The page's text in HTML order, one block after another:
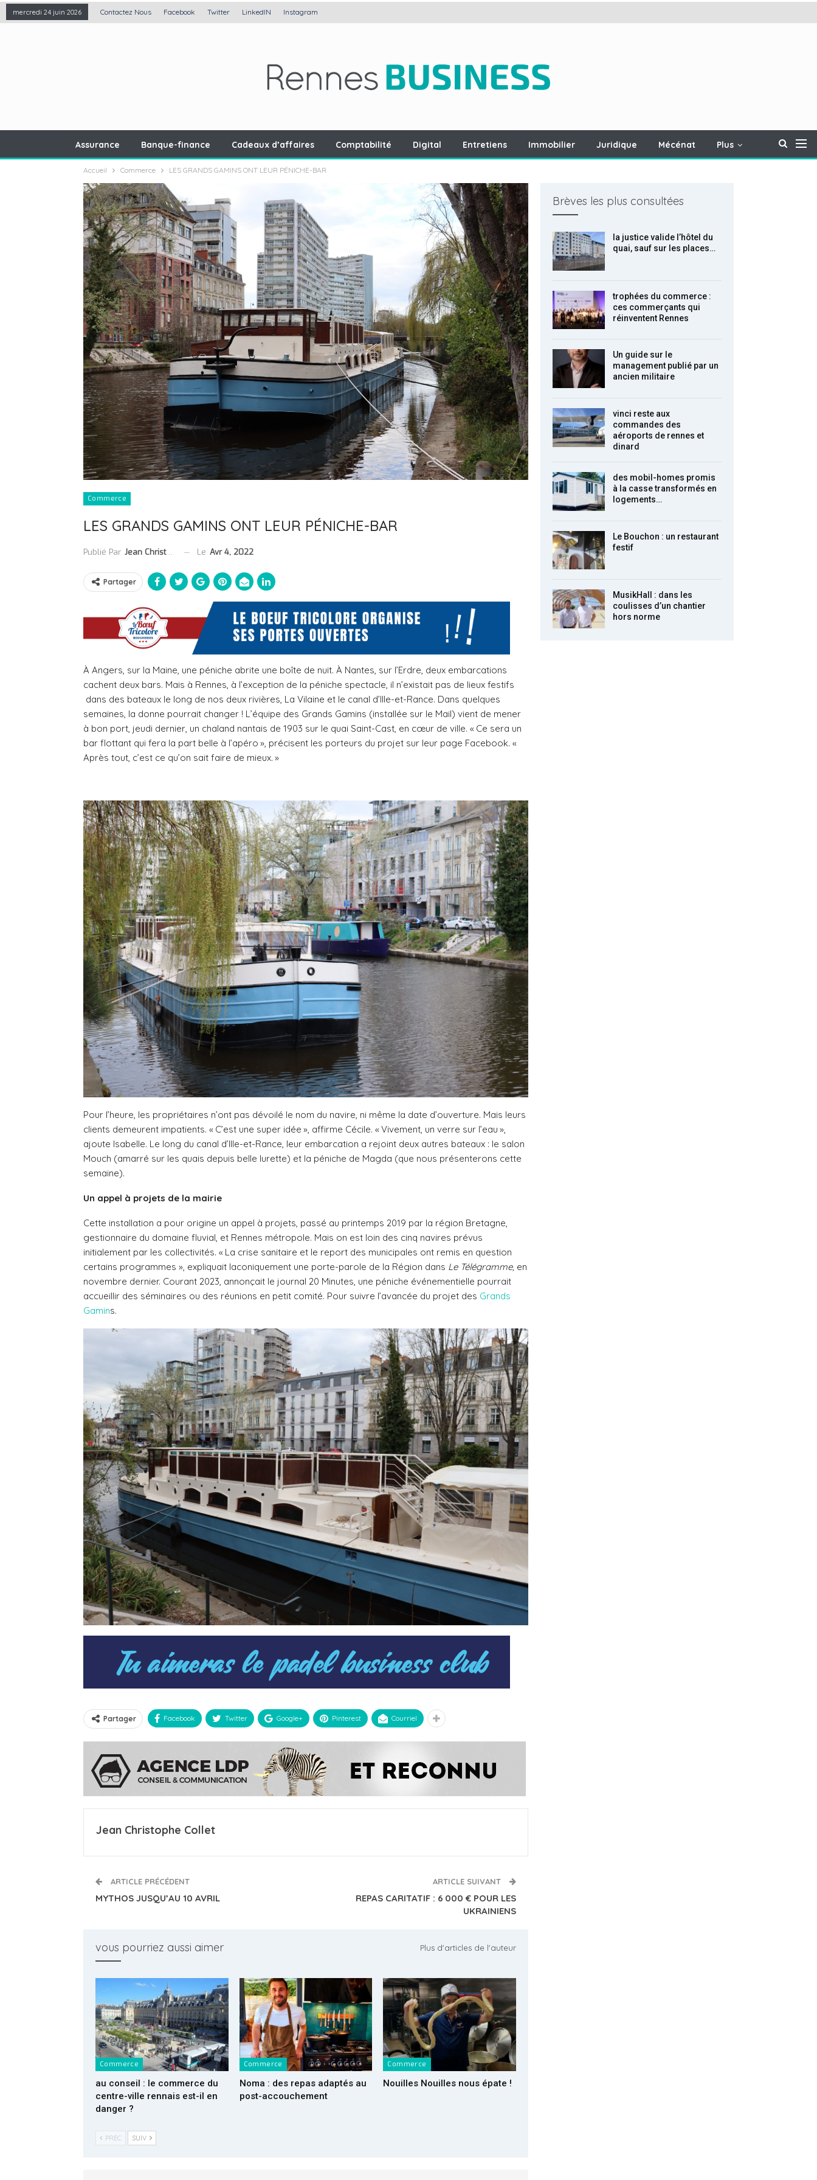
mercredi 24 juin 2026 Contactez Nous Facebook Twitter LinkedIN Instagram
Assurance Banque-finance Cadeaux d’affaires Comptabilité Digital Entretiens Immobilier Juridique Mécénat Plus
Accueil Commerce LES GRANDS GAMINS ONT LEUR PÉNICHE-BAR
Commerce
LES GRANDS GAMINS ONT LEUR PÉNICHE-BAR
Publié Par Jean Christophe Collet Le Avr 4, 2022
Partager
À Angers, sur la Maine, une péniche abrite une boîte de nuit. À Nantes, sur l’Erdre, deux embarcations
cachent deux bars. Mais à Rennes, à l’exception de la péniche spectacle, il n’existait pas de lieux festifs
dans des bateaux le long de nos deux rivières, La Vilaine et le canal d’Ille-et-Rance. Dans quelques
semaines, la donne pourrait changer ! L’équipe des Grands Gamins (installée sur le Mail) vient de mener
à bon port, jeudi dernier, un chaland nantais de 1903 sur le quai Saint-Cast, en cœur de ville. « Ce sera un
bar flottant qui fera la part belle à l’apéro », précisent les porteurs du projet sur leur page Facebook. «
Après tout, c’est ce qu’on sait faire de mieux. »
Pour l’heure, les propriétaires n’ont pas dévoilé le nom du navire, ni même la date d’ouverture. Mais leurs
clients demeurent impatients. « C’est une super idée », affirme Cécile. « Vivement, un verre sur l’eau »,
ajoute Isabelle. Le long du canal d’Ille-et-Rance, leur embarcation a rejoint deux autres bateaux : le salon
Mouch (amarré sur les quais depuis belle lurette) et la péniche de Magda (que nous présenterons cette
semaine).
Un appel à projets de la mairie
Cette installation a pour origine un appel à projets, passé au printemps 2019 par la région Bretagne,
gestionnaire du domaine fluvial, et Rennes métropole. Mais on est loin des cinq navires prévus
initialement par les collectivités. « La crise sanitaire et le report des municipales ont remis en question
certains programmes », expliquait laconiquement une porte-parole de la Région dans Le Télégramme, en
novembre dernier. Courant 2023, annonçait le journal 20 Minutes, une péniche événementielle pourrait
accueillir des séminaires ou des réunions en petit comité. Pour suivre l’avancée du projet des Grands
Gamins.
Partager Facebook Twitter Google+ Pinterest Courriel
Jean Christophe Collet
ARTICLE PRÉCÉDENT
MYTHOS JUSQU’AU 10 AVRIL
ARTICLE SUIVANT
REPAS CARITATIF : 6 000 € POUR LES
UKRAINIENS
vous pourriez aussi aimer Plus d'articles de l'auteur
Commerce
au conseil : le commerce du
centre-ville rennais est-il en
danger ?
Commerce
Noma : des repas adaptés au
post-accouchement
Commerce
Nouilles Nouilles nous épate !
PREC SUIV
Brèves les plus consultées
la justice valide l’hôtel du
quai, sauf sur les places…
trophées du commerce :
ces commerçants qui
réinventent Rennes
Un guide sur le
management publié par un
ancien militaire
vinci reste aux
commandes des
aéroports de rennes et
dinard
des mobil-homes promis
à la casse transformés en
logements…
Le Bouchon : un restaurant
festif
MusikHall : dans les
coulisses d’un chantier
hors norme